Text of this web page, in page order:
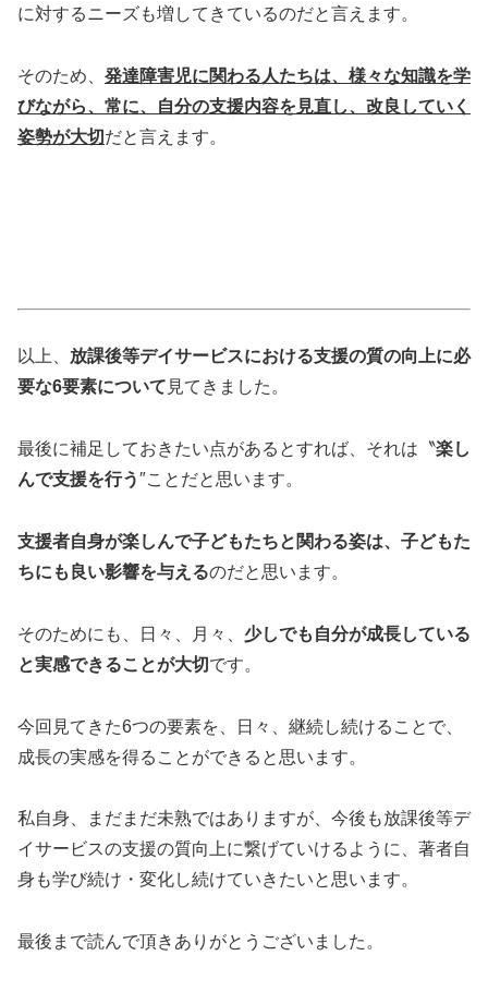
に対するニーズも増してきているのだと言えます。
そのため、 発達障害児に関わる人たちは、様々な知識を学
びながら、常に、自分の支援内容を見直し、改良していく
姿勢が大切 だと言えます。
以上、 放課後等デイサービスにおける支援の質の向上に必
要な6要素について 見てきました。
最後に補足しておきたい点があるとすれば、それは〝楽し
んで支援を行う″ことだと思います。
支援者自身が楽しんで子どもたちと関わる姿は、子どもた
ちにも良い影響を与えるのだと思います。
そのためにも、日々、月々、 少しでも自分が成長している
と実感できることが大切 です。
今回見てきた6つの要素を、日々、継続し続けることで、
成長の実感を得ることができると思います。
私自身、まだまだ未熟ではありますが、今後も放課後等デ
イサービスの支援の質向上に繋げていけるように、著者自
身も学び続け・変化し続けていきたいと思います。
最後まで読んで頂きありがとうございました。